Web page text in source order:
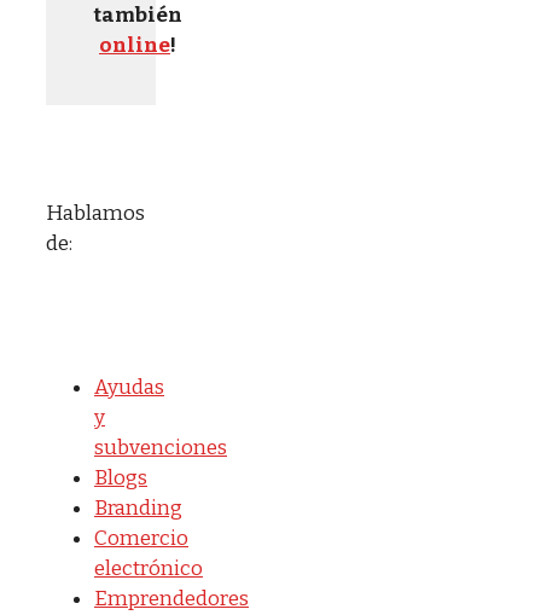
también
online!
Hablamos
de:
Ayudas
y
subvenciones
Blogs
Branding
Comercio
electrónico
Emprendedores